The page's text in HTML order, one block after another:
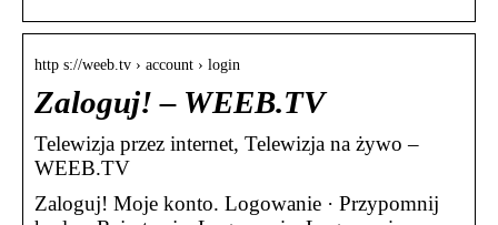
http s://weeb.tv › account › login
Zaloguj! – WEEB.TV
Telewizja przez internet, Telewizja na żywo –
WEEB.TV
Zaloguj! Moje konto. Logowanie · Przypomnij